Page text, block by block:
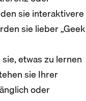
sie interaktivere
sie lieber „Geek
etwas zu lernen
sie Ihrer
oder